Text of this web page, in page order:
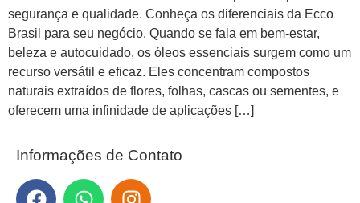
segurança e qualidade. Conheça os diferenciais da Ecco
Brasil para seu negócio. Quando se fala em bem-estar,
beleza e autocuidado, os óleos essenciais surgem como um
recurso versátil e eficaz. Eles concentram compostos
naturais extraídos de flores, folhas, cascas ou sementes, e
oferecem uma infinidade de aplicações […]
Informações de Contato